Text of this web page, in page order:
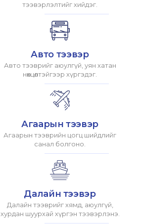
тээвэрлэлтийг хийдэг.
Авто тээвэр
Авто тээврийг аюулгүй, уян хатан
нөхцөлтэйгээр хүргэдэг.
Агаарын тээвэр
Агаарын тээврийн цогц шийдлийг
санал болгоно.
Далайн тээвэр
Далайн тээврийг хямд, аюулгүй,
хурдан шуурхай хүргэн тээвэрлэнэ.